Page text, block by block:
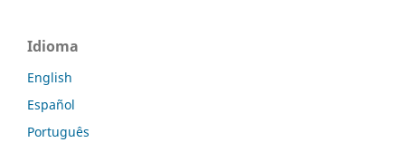
Idioma
English
Español
Português